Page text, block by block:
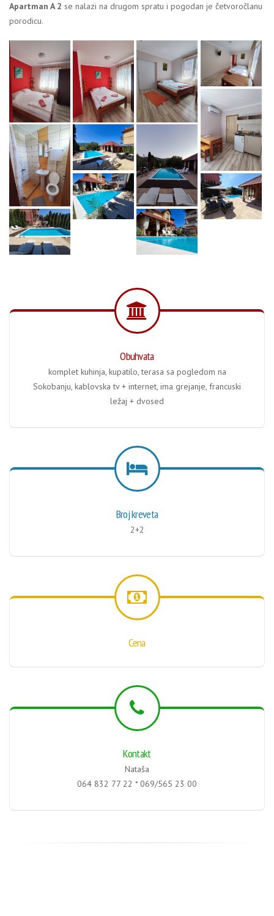
Apartman A 2 se nalazi na drugom spratu i pogodan je četvoročlanu
porodicu.
Obuhvata
komplet kuhinja, kupatilo, terasa sa pogledom na
Sokobanju, kablovska tv + internet, ima grejanje, francuski
ležaj + dvosed
Broj kreveta
2+2
Cena
Kontakt
Nataša
064 832 77 22 * 069/565 23 00